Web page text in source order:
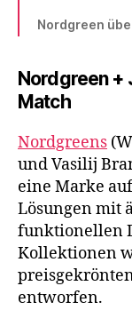
Nordgreen
Nordgreen +
Match
Nordgreens
und Vasilij
eine Marke
Lösungen mit
funktionellen
Kollektionen
entworfen.